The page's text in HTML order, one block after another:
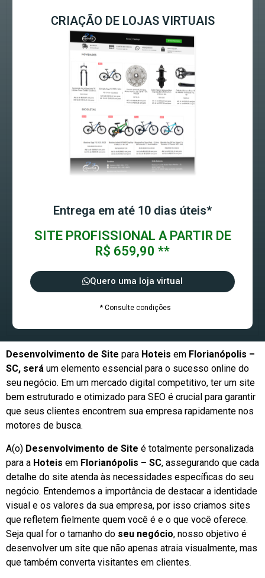
CRIAÇÃO DE LOJAS VIRTUAIS
Entrega em até 10 dias úteis*
SITE PROFISSIONAL A PARTIR DE
R$ 659,90 **
Quero uma loja virtual
* Consulte condições
Desenvolvimento de Site para Hoteis em Florianópolis –
SC, será um elemento essencial para o sucesso online do
seu negócio. Em um mercado digital competitivo, ter um site
bem estruturado e otimizado para SEO é crucial para garantir
que seus clientes encontrem sua empresa rapidamente nos
motores de busca.
A(o) Desenvolvimento de Site é totalmente personalizada
para a Hoteis em Florianópolis – SC, assegurando que cada
detalhe do site atenda às necessidades específicas do seu
negócio. Entendemos a importância de destacar a identidade
visual e os valores da sua empresa, por isso criamos sites
que refletem fielmente quem você é e o que você oferece.
Seja qual for o tamanho do seu negócio, nosso objetivo é
desenvolver um site que não apenas atraia visualmente, mas
que também converta visitantes em clientes.